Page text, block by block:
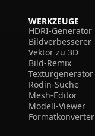
WERKZEUGE
HDRI-Generator
Bildverbesserer
Vektor zu 3D
Bild-Remix
Texturgenerator
Rodin-Suche
Mesh-Editor
Modell-Viewer
Formatkonverter